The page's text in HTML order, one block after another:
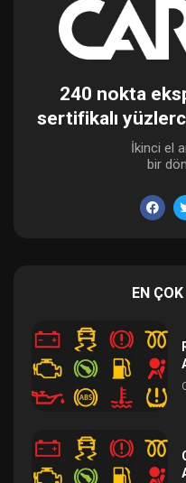
240 nokta
sertifikalı
İkinci el
bir
EN